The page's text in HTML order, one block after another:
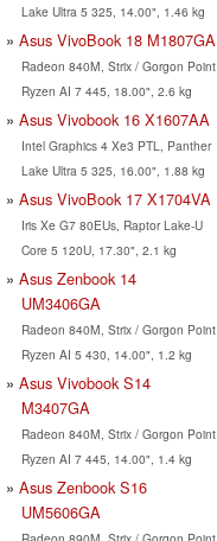
Lake Ultra 5 325, 14.00", 1.46 kg
Asus VivoBook 18 M1807GA
Radeon 840M, Strix / Gorgon Point
Ryzen AI 7 445, 18.00", 2.6 kg
Asus Vivobook 16 X1607AA
Intel Graphics 4 Xe3 PTL, Panther
Lake Ultra 5 325, 16.00", 1.88 kg
Asus VivoBook 17 X1704VA
Iris Xe G7 80EUs, Raptor Lake-U
Core 5 120U, 17.30", 2.1 kg
Asus Zenbook 14
UM3406GA
Radeon 840M, Strix / Gorgon Point
Ryzen AI 5 430, 14.00", 1.2 kg
Asus Vivobook S14
M3407GA
Radeon 840M, Strix / Gorgon Point
Ryzen AI 7 445, 14.00", 1.4 kg
Asus Zenbook S16
UM5606GA